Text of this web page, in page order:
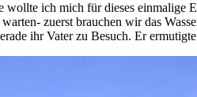
wollte ich mich für dieses einmalige
zuerst brauchen wir das
ihr Vater zu Besuch. Er